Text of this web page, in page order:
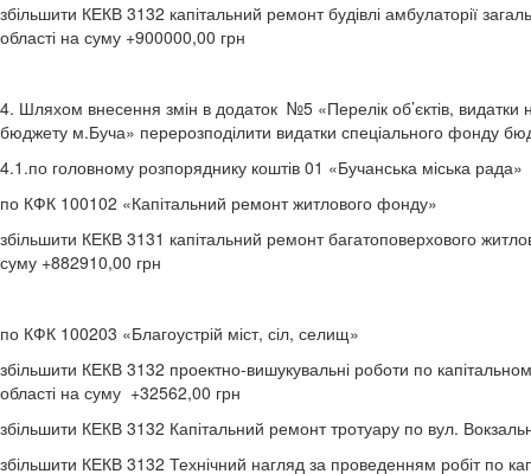
збільшити КЕКВ 3132 капітальний ремонт будівлі амбулаторії
області на суму +900000,00 грн
4. Шляхом внесення змін в додаток №5 «Перелік об’єктів, видатки
бюджету м.Буча» перерозподілити видатки спеціального фонду
4.1.по головному розпоряднику коштів 01 «Бучанська міська рада»
по КФК 100102 «Капітальний ремонт житлового фонду»
збільшити КЕКВ 3131 капітальний ремонт багатоповерхового
суму +882910,00 грн
по КФК 100203 «Благоустрій міст, сіл, селищ»
збільшити КЕКВ 3132 проектно-вишукувальні роботи по
області на суму +32562,00 грн
збільшити КЕКВ 3132 Капітальний ремонт тротуару по вул.
збільшити КЕКВ 3132 Технічний нагляд за проведенням робіт по